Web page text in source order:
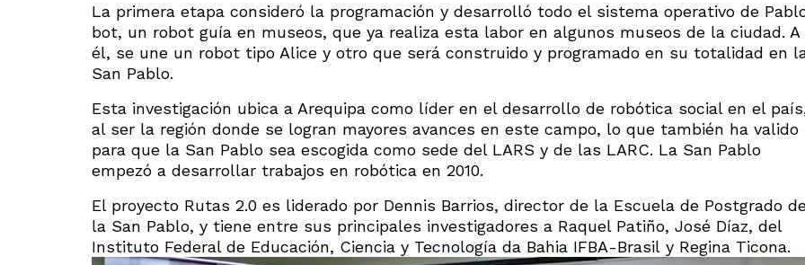
La primera etapa consideró la programación y desarrolló todo el sistema operativo de
bot, un robot guía en museos, que ya realiza esta labor en algunos museos de la ciudad. A
él, se une un robot tipo Alice y otro que será construido y programado en su totalidad en
San Pablo.
Esta investigación ubica a Arequipa como líder en el desarrollo de robótica social en el
al ser la región donde se logran mayores avances en este campo, lo que también ha valido
para que la San Pablo sea escogida como sede del LARS y de las LARC. La San Pablo
empezó a desarrollar trabajos en robótica en 2010.
El proyecto Rutas 2.0 es liderado por Dennis Barrios, director de la Escuela de Postgrado
la San Pablo, y tiene entre sus principales investigadores a Raquel Patiño, José Díaz, del
Instituto Federal de Educación, Ciencia y Tecnología da Bahia IFBA-Brasil y Regina Ticona.